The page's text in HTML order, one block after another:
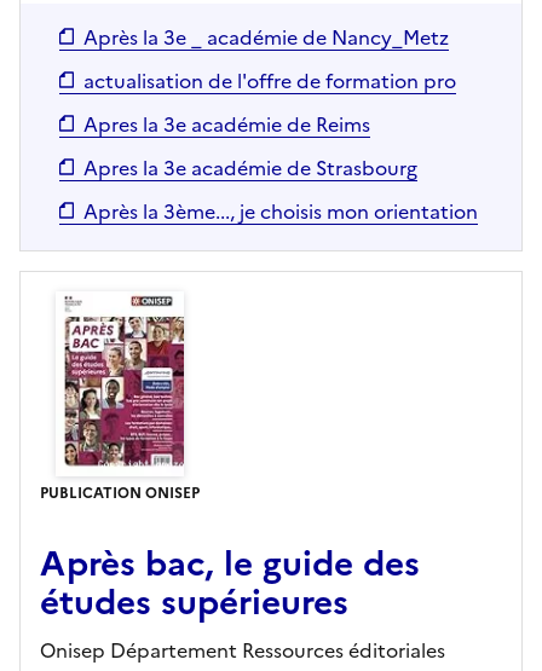
Après la 3e _ académie de Nancy_Metz
actualisation de l'offre de formation pro
Apres la 3e académie de Reims
Apres la 3e académie de Strasbourg
Après la 3ème..., je choisis mon orientation
PUBLICATION ONISEP
Après bac, le guide des
études supérieures
Onisep Département Ressources éditoriales